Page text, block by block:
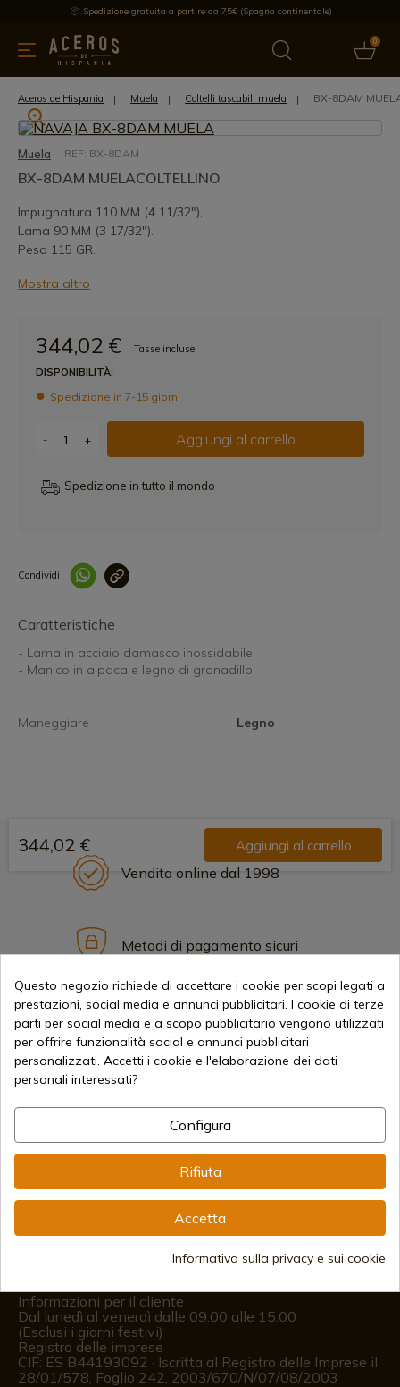
Spedizione gratuita a partire da 75€ (Spagna continentale)
0
cucina Offre Ultime notizie Venduti Marche
Aceros de Hispania Muela Coltelli tascabili muela BX-8DAM
Muela REF: BX-8DAM
BX-8DAM MUELACOLTELLINO
Impugnatura 110 MM (4 11/32"),
Lama 90 MM (3 17/32").
Peso 115 GR.
Mostra altro
344,02 €
Tasse incluse
DISPONIBILITÀ:
Spedizione in 7-15 giorni
- + Aggiungi al carrello
Spedizione in tutto il mondo
Condividi
Caratteristiche
- Lama in acciaio damasco inossidabile
- Manico in alpaca e legno di granadillo
Maneggiare Legno
344,02 € Aggiungi al carrello
Vendita online dal 1998
Metodi di pagamento sicuri
Spedizioni Internazionali
Informazione
info@aceros-de-hispania.com
Informazioni per il cliente
Dal lunedì al venerdì dalle 09:00 alle 15:00
(Esclusi i giorni festivi)
Registro delle imprese
CIF: ES B44193092 · Iscritta al Registro delle Imprese il
28/01/578, Foglio 242, 2003/670/N/07/08/2003
Questo negozio richiede di accettare i cookie per scopi legati a
prestazioni, social media e annunci pubblicitari. I cookie di terze
parti per social media e a scopo pubblicitario vengono utilizzati
per offrire funzionalità social e annunci pubblicitari
personalizzati. Accetti i cookie e l'elaborazione dei dati
personali interessati?
Configura
Rifiuta
Accetta
Informativa sulla privacy e sui cookie